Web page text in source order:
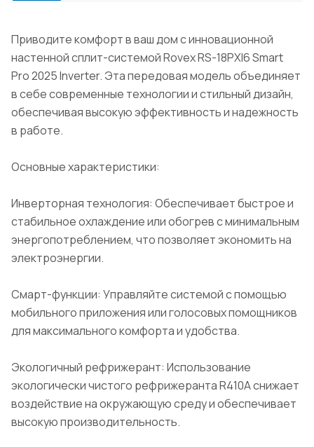
Приводите комфорт в ваш дом с инновационной
настенной сплит-системой Rovex RS-18PXI6 Smart
Pro 2025 Inverter. Эта передовая модель объединяет
в себе современные технологии и стильный дизайн,
обеспечивая высокую эффективность и надежность
в работе.
Основные характеристики:
Инверторная технология: Обеспечивает быстрое и
стабильное охлаждение или обогрев с минимальным
энергопотреблением, что позволяет экономить на
электроэнергии.
Смарт-функции: Управляйте системой с помощью
мобильного приложения или голосовых помощников
для максимального комфорта и удобства.
Экологичный рефрижерант: Использование
экологически чистого рефрижеранта R410A снижает
воздействие на окружающую среду и обеспечивает
высокую производительность.